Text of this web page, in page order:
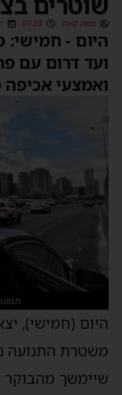
משה קאהן 07:20
היום -
ועד דרום עם
ואמצעי
היום (חמישי),
משטרת התנועה
שיימשך מהבוקר